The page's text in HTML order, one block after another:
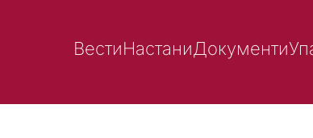
ВестиНастаниДокументи